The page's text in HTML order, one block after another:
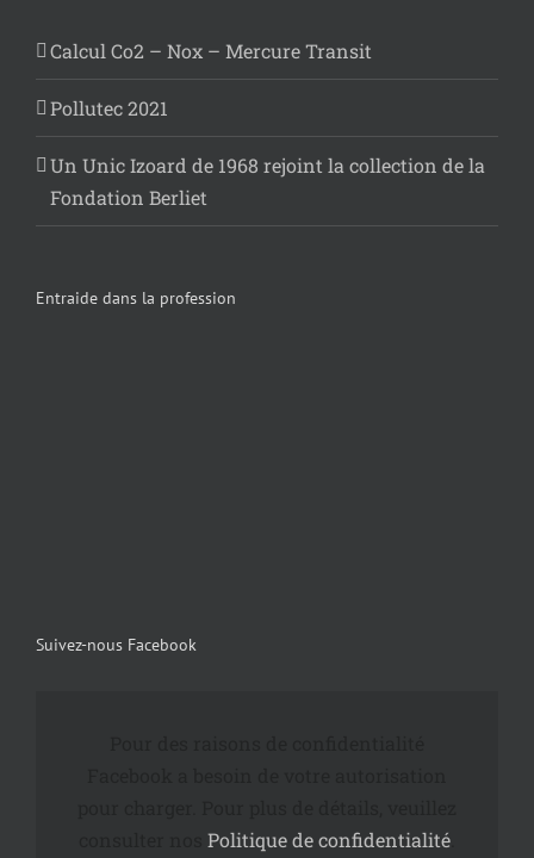
Calcul Co2 – Nox – Mercure Transit
Pollutec 2021
Un Unic Izoard de 1968 rejoint la collection de la
Fondation Berliet
Entraide dans la profession
Suivez-nous Facebook
Politique de confidentialité